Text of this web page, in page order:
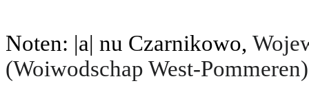
Noten: |a| nu Czarnikowo,
(Woiwodschap West-